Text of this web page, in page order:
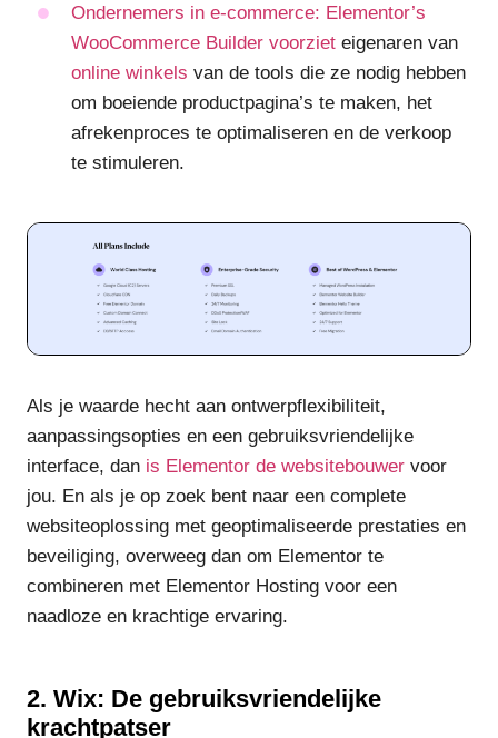
Ondernemers in e-commerce: Elementor’s
WooCommerce Builder voorziet eigenaren van
online winkels van de tools die ze nodig hebben
om boeiende productpagina’s te maken, het
afrekenproces te optimaliseren en de verkoop
te stimuleren.
Als je waarde hecht aan ontwerpflexibiliteit,
aanpassingsopties en een gebruiksvriendelijke
interface, dan is Elementor de websitebouwer voor
jou. En als je op zoek bent naar een complete
websiteoplossing met geoptimaliseerde prestaties en
beveiliging, overweeg dan om Elementor te
combineren met Elementor Hosting voor een
naadloze en krachtige ervaring.
2. Wix: De gebruiksvriendelijke
krachtpatser